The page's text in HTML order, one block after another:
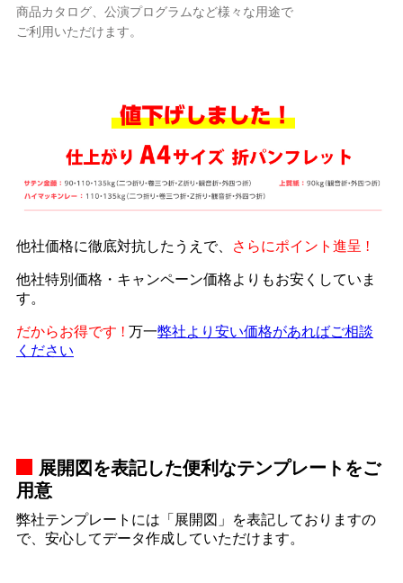
商品カタログ、公演プログラムなど様々な用途で
ご利用いただけます。
他社価格に徹底対抗したうえで、 さらにポイント進呈 !
他社特別価格・キャンペーン価格よりもお安くしていま
す。
だからお得です ! 万一弊社より安い価格があればご相談
ください
展開図を表記した便利なテンプレートをご
用意
弊社テンプレートには「展開図」を表記しておりますの
で、安心してデータ作成していただけます。